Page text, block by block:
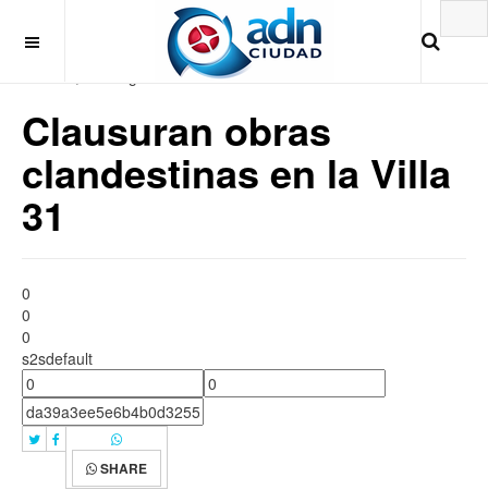
Sabado, 8 de Agosto 2026
Clausuran obras
clandestinas en la Villa
31
0
0
0
s2sdefault
SHARE